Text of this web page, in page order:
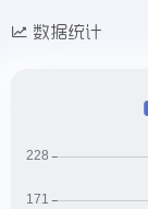
数据统计